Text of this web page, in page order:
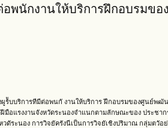
พนักงานให้บริการฝึกอบรมข
ร้ับบริการทีมีต่อพนกั งานให้บริการ ฝึกอบรมของศูนย์พฒั
อแรงงานจังหวัดระนองจําแนกตามลักษณะของ ประชา
ดัระนอง การวิจยัครังนีเป็นการวิจยัเชิงปริมาณ กลุ่มตวั